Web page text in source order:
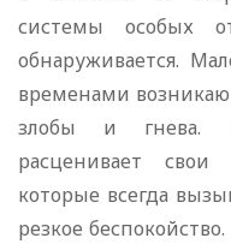
системы особых
обнаруживается.
временами
злобы и гнева.
расценивает свои
которые всегда
резкое